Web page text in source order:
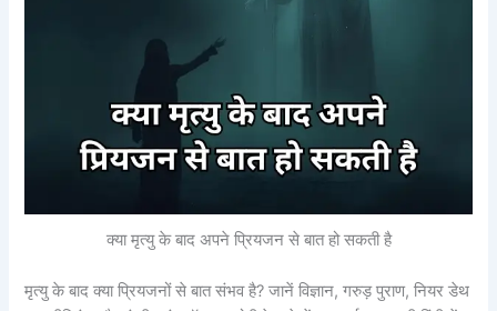
क्या मृत्यु के बाद अपने प्रियजन से बात हो सकती है
मृत्यु के बाद क्या प्रियजनों से बात संभव है? जानें विज्ञान, गरुड़ पुराण, नियर डेथ